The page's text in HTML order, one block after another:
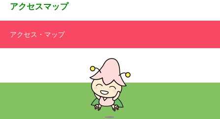
アクセスマップ
アクセス・マップ